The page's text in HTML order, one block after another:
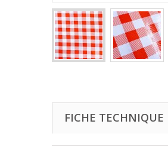
FICHE TECHNIQUE